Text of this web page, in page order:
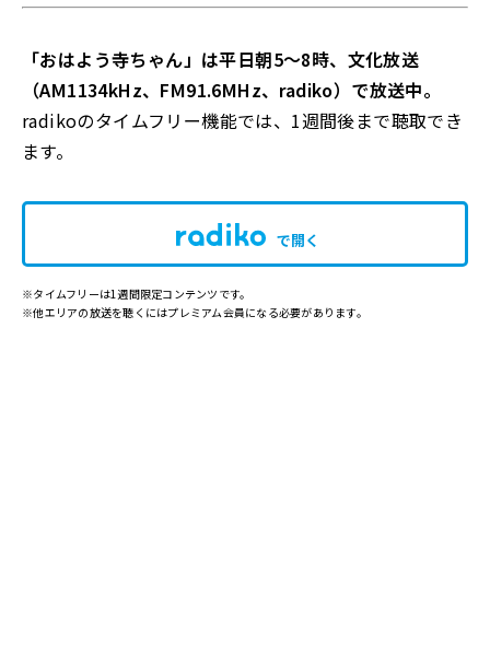
「おはよう寺ちゃん」は平日朝5～8時、文化放送
（AM1134kHz、FM91.6MHz、radiko）で放送中。
radikoのタイムフリー機能では、1週間後まで聴取でき
ます。
で開く
※タイムフリーは1週間限定コンテンツです。
※他エリアの放送を聴くにはプレミアム会員になる必要があります。